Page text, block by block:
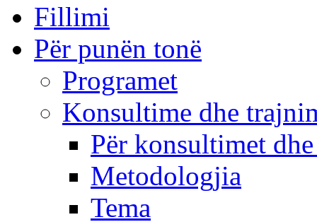
Fillimi
Për punën tonë
Programet
Konsultime dhe
Për konsultimet
Metodologjia
Tema